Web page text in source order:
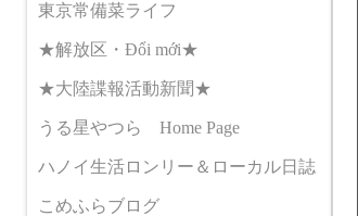
東京常備菜ライフ
★解放区・Đổi mới★
★大陸諜報活動新聞★
うる星やつら Home Page
ハノイ生活ロンリー＆ローカル日誌
こめふらブログ